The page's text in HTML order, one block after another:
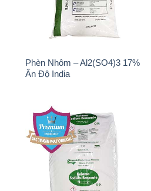
Phèn Nhôm – Al2(SO4)3 17%
Ấn Độ India